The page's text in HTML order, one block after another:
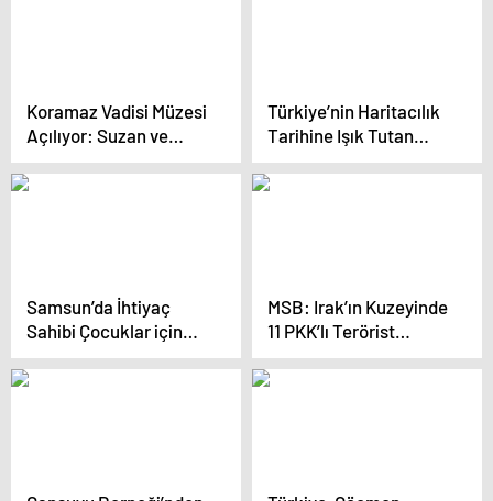
Koramaz Vadisi Müzesi
Açılıyor: Suzan ve
Oğuz’un Aşkı
Sergilenecek
Türkiye’nin Haritacılık
Tarihine Işık Tutan
Müze
Samsun’da İhtiyaç
Sahibi Çocuklar için
Hamsi Şenliği
Düzenlendi
MSB: Irak’ın Kuzeyinde
11 PKK’lı Terörist
Etkisiz Hale Getirildi